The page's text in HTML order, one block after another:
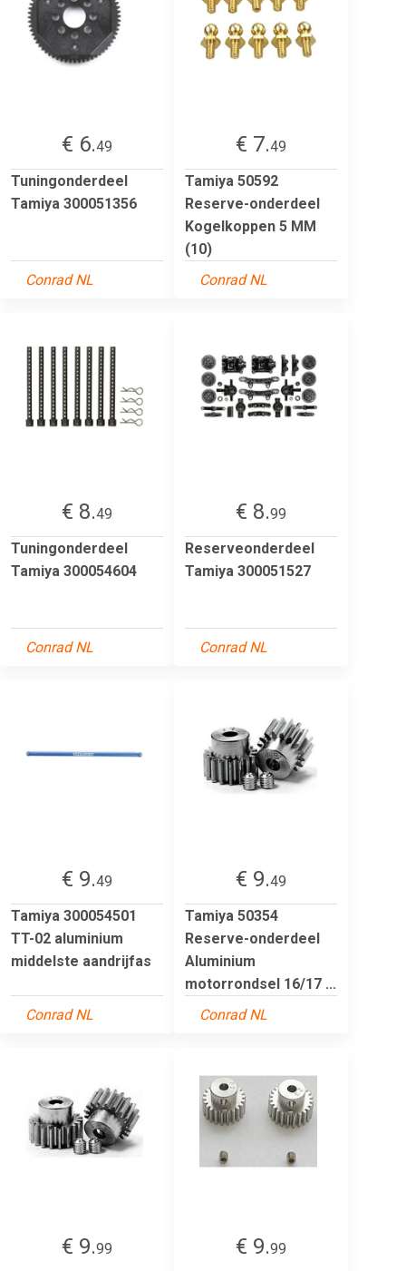
€ 6.49
Tuningonderdeel
Tamiya 300051356
Conrad NL
€ 7.49
Tamiya 50592
Reserve-onderdeel
Kogelkoppen 5 MM
(10)
Conrad NL
€ 8.49
Tuningonderdeel
Tamiya 300054604
Conrad NL
€ 8.99
Reserveonderdeel
Tamiya 300051527
Conrad NL
€ 9.49
Tamiya 300054501
TT-02 aluminium
middelste aandrijfas
Conrad NL
€ 9.49
Tamiya 50354
Reserve-onderdeel
Aluminium
motorrondsel 16/17 ...
Conrad NL
€ 9.99 € 9.99